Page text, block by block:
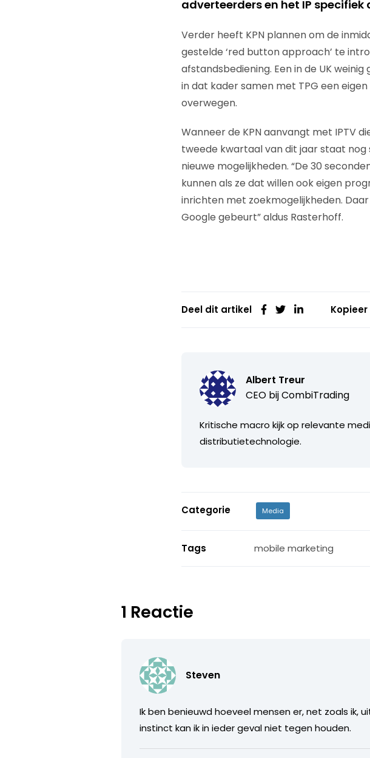
adverteerders en het IP
Verder heeft KPN plannen om de
gestelde ‘red button approach’ te
afstandsbediening. Een in de UK
in dat kader samen met TPG een
overwegen.
Wanneer de KPN aanvangt met IPTV
tweede kwartaal van dit jaar staat nog
nieuwe mogelijkheden. “De 30
kunnen als ze dat willen ook eigen
inrichten met zoekmogelijkheden.
Google gebeurt” aldus Rasterhoff.
Deel dit artikel
Albert Treur
CEO bijCombiTrading
Kritische macro kijk op relevante
distributietechnologie.
Categorie Media
Tags mobile marketing
1 Reactie
Steven
Ik ben benieuwd hoeveel mensen er, net zoals ik,
instinct kan ik in ieder geval niet tegen houden.